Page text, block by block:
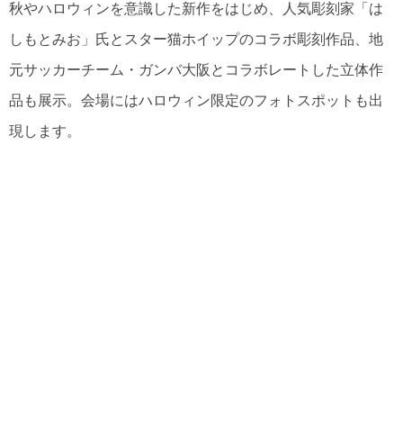
秋やハロウィンを意識した新作をはじめ、人気彫刻家「は
しもとみお」氏とスター猫ホイップのコラボ彫刻作品、地
元サッカーチーム・ガンバ大阪とコラボレートした立体作
品も展示。会場にはハロウィン限定のフォトスポットも出
現します。